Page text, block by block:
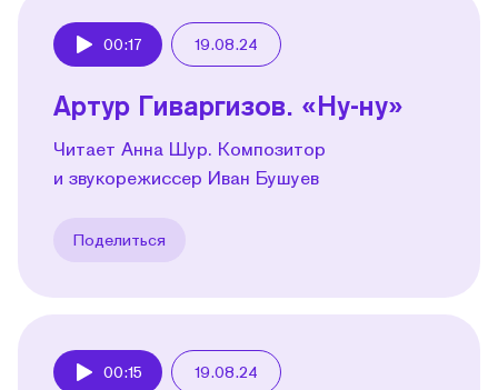
00:17 19.08.24
Артур Гиваргизов. «Ну-ну»
Читает Анна Шур. Композитор
и звукорежиссер Иван Бушуев
Поделиться
00:15 19.08.24